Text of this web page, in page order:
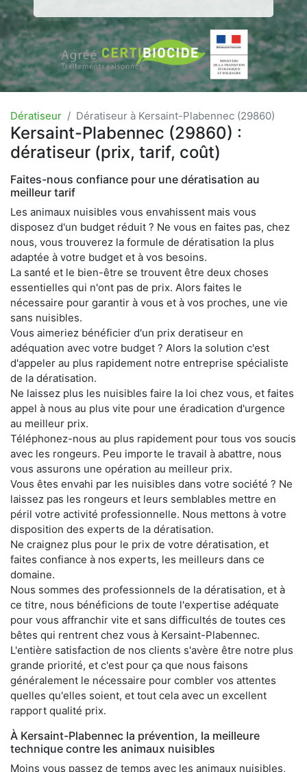
Dératiseur Dératiseur à Kersaint-Plabennec (29860)
Kersaint-Plabennec (29860) :
dératiseur (prix, tarif, coût)
Faites-nous confiance pour une dératisation au
meilleur tarif
Les animaux nuisibles vous envahissent mais vous
disposez d'un budget réduit ? Ne vous en faites pas, chez
nous, vous trouverez la formule de dératisation la plus
adaptée à votre budget et à vos besoins.
La santé et le bien-être se trouvent être deux choses
essentielles qui n'ont pas de prix. Alors faites le
nécessaire pour garantir à vous et à vos proches, une vie
sans nuisibles.
Vous aimeriez bénéficier d'un prix deratiseur en
adéquation avec votre budget ? Alors la solution c'est
d'appeler au plus rapidement notre entreprise spécialiste
de la dératisation.
Ne laissez plus les nuisibles faire la loi chez vous, et faites
appel à nous au plus vite pour une éradication d'urgence
au meilleur prix.
Téléphonez-nous au plus rapidement pour tous vos soucis
avec les rongeurs. Peu importe le travail à abattre, nous
vous assurons une opération au meilleur prix.
Vous êtes envahi par les nuisibles dans votre société ? Ne
laissez pas les rongeurs et leurs semblables mettre en
péril votre activité professionnelle. Nous mettons à votre
disposition des experts de la dératisation.
Ne craignez plus pour le prix de votre dératisation, et
faites confiance à nos experts, les meilleurs dans ce
domaine.
Nous sommes des professionnels de la dératisation, et à
ce titre, nous bénéficions de toute l'expertise adéquate
pour vous affranchir vite et sans difficultés de toutes ces
bêtes qui rentrent chez vous à Kersaint-Plabennec.
L'entière satisfaction de nos clients s'avère être notre plus
grande priorité, et c'est pour ça que nous faisons
généralement le nécessaire pour combler vos attentes
quelles qu'elles soient, et tout cela avec un excellent
rapport qualité prix.
À Kersaint-Plabennec la prévention, la meilleure
technique contre les animaux nuisibles
Moins vous passez de temps avec les animaux nuisibles,